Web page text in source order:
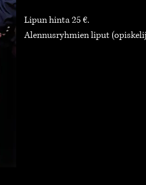
Lipun hinta 25 €.
Alennusryhmien liput